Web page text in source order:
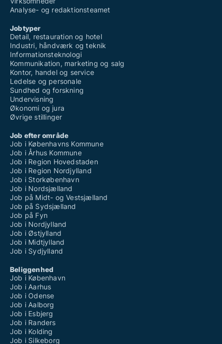
Analyse- og redaktionsteamet
Jobtyper
Detail, restauration og hotel
Industri, håndværk og teknik
Informationsteknologi
Kommunikation, marketing og salg
Kontor, handel og service
Ledelse og personale
Sundhed og forskning
Undervisning
Økonomi og jura
Øvrige stillinger
Job efter område
Job i Københavns Kommune
Job i Århus Kommune
Job i Region Hovedstaden
Job i Region Nordjylland
Job i Storkøbenhavn
Job i Nordsjælland
Job på Midt- og Vestsjælland
Job på Sydsjælland
Job på Fyn
Job i Nordjylland
Job i Østjylland
Job i Midtjylland
Job i Sydjylland
Beliggenhed
Job i København
Job i Aarhus
Job i Odense
Job i Aalborg
Job i Esbjerg
Job i Randers
Job i Kolding
Job i Silkeborg